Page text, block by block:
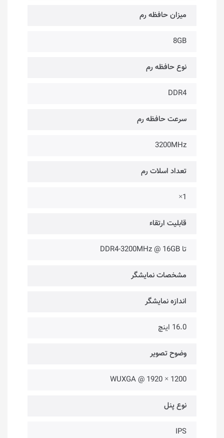
میزان حافظه رم
8GB
نوع حافظه رم
DDR4
سرعت حافظه رم
3200MHz
تعداد اسلات رم
1×
قابلیت ارتقاء
تا DDR4-3200MHz @ 16GB
مشخصات نمایشگر
اندازه نمایشگر
16.0 اینچ
وضوح تصویر
1200 × 1920 @ WUXGA
نوع پنل
IPS